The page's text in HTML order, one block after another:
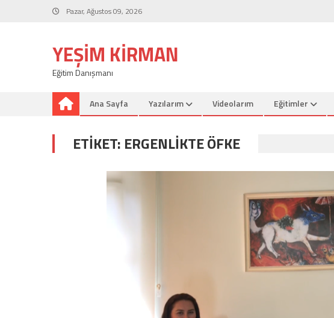
Pazar, Ağustos 09, 2026
YEŞIM KIRMAN
Eğitim Danışmanı
Ana Sayfa Yazılarım Videolarım Eğitimler
ETIKET: ERGENLIKTE ÖFKE